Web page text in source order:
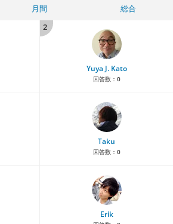
月間
総合
2
Yuya J. Kato
回答数： 0
Taku
回答数： 0
Erik